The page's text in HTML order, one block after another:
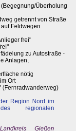
Überholung
getrennt von Straße
Feldwegen
frei"
zu Autostraße -
Anlagen,
nötig
Ort
(Fernradwanderweg)
Region Nord im
regionalen
Gießen